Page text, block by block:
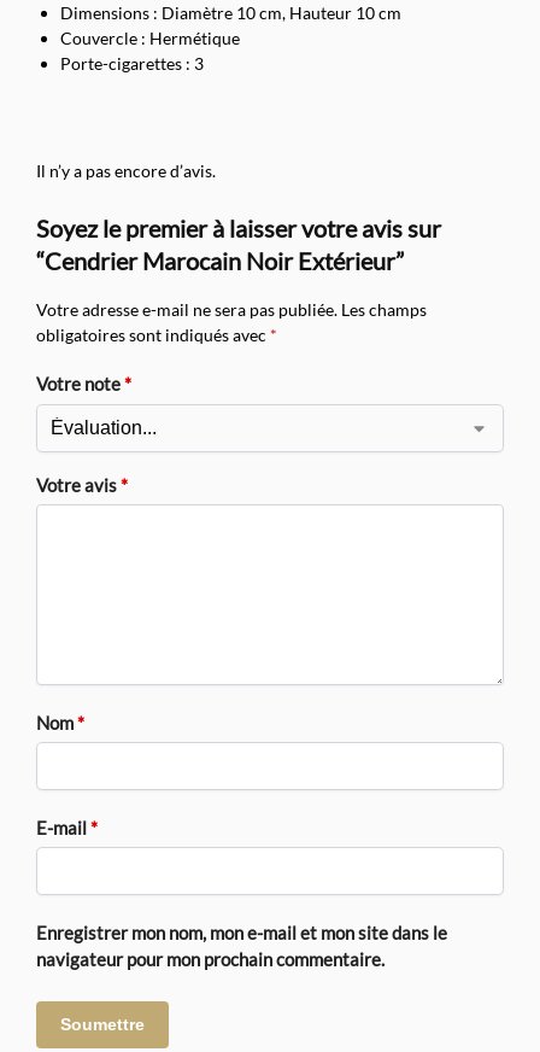
Dimensions : Diamètre 10 cm, Hauteur 10 cm
Couvercle : Hermétique
Porte-cigarettes : 3
Il n’y a pas encore d’avis.
Soyez le premier à laisser votre avis sur
“Cendrier Marocain Noir Extérieur”
Votre adresse e-mail ne sera pas publiée. Les champs
obligatoires sont indiqués avec *
Votre note*
Votre avis*
Nom*
E-mail*
Enregistrer mon nom, mon e-mail et mon site dans le
navigateur pour mon prochain commentaire.